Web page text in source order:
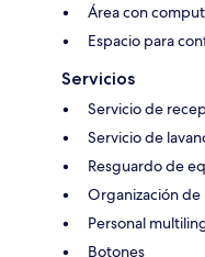
Área con
Espacio para
Servicios
Servicio de
Servicio de
Resguardo de
Organización de
Personal
Botones